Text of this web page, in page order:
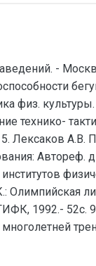
-
физ.
технико-
Лексаков А.В.
Автореф.
Олимпийская
1992.- 52с.